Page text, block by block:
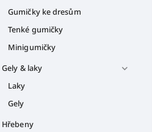
Gumičky ke dresům
Tenké gumičky
Minigumičky
Gely & laky
Laky
Gely
Hřebeny